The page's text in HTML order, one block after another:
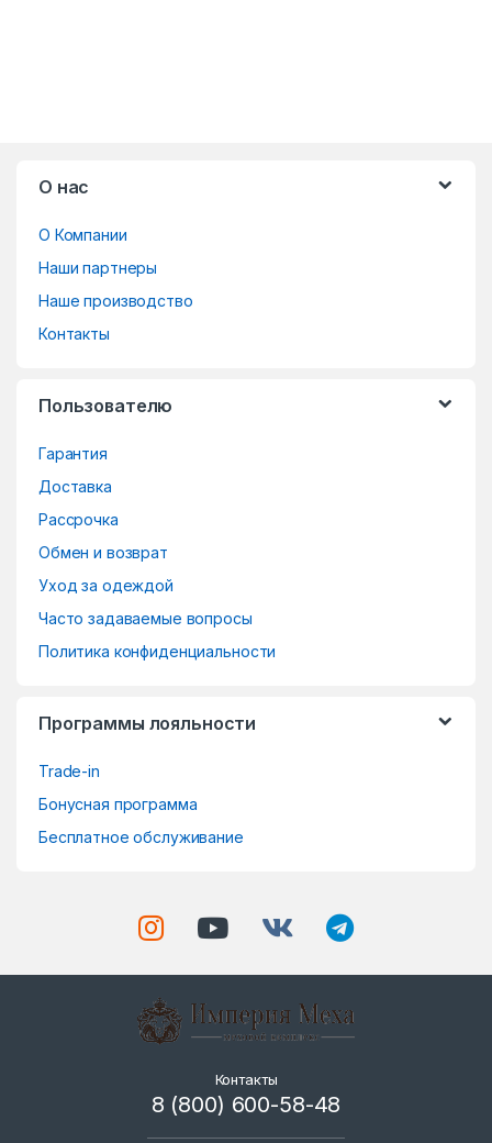
О нас
О Компании
Наши партнеры
Наше производство
Контакты
Пользователю
Гарантия
Доставка
Рассрочка
Обмен и возврат
Уход за одеждой
Часто задаваемые вопросы
Политика конфиденциальности
Программы лояльности
Trade-in
Бонусная программа
Бесплатное обслуживание
Контакты
8 (800) 600-58-48